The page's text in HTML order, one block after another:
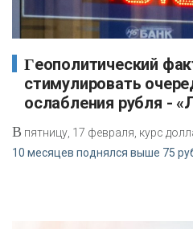
Геополитический фактор может
стимулировать
ослабления рубля -
В пятницу, 17 февраля, курс
10 месяцев поднялся выше 75